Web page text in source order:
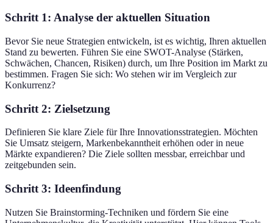
Schritt 1: Analyse der aktuellen Situation
Bevor Sie neue Strategien entwickeln, ist es wichtig, Ihren aktuellen
Stand zu bewerten. Führen Sie eine SWOT-Analyse (Stärken,
Schwächen, Chancen, Risiken) durch, um Ihre Position im Markt zu
bestimmen. Fragen Sie sich: Wo stehen wir im Vergleich zur
Konkurrenz?
Schritt 2: Zielsetzung
Definieren Sie klare Ziele für Ihre Innovationsstrategien. Möchten
Sie Umsatz steigern, Markenbekanntheit erhöhen oder in neue
Märkte expandieren? Die Ziele sollten messbar, erreichbar und
zeitgebunden sein.
Schritt 3: Ideenfindung
Nutzen Sie Brainstorming-Techniken und fördern Sie eine